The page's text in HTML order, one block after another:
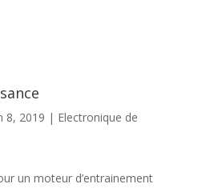
8, 2019 | Electronique de
un moteur d’entrainement